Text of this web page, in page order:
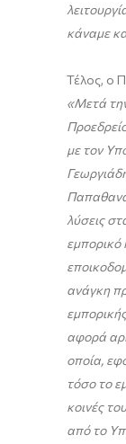
κάναμε
Τέλος, ο
«Μετά
με τον
λύσεις
εμπορικό
ανάγκη
αφορά
οποία,
τόσο το
κοινές
από το